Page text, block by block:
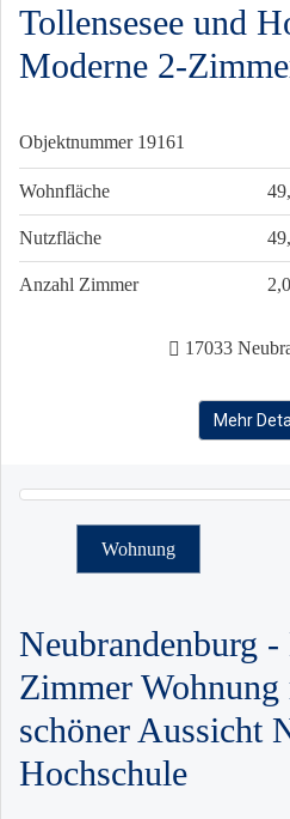
Tollensesee und
Moderne 2-
Objektnummer 19161
Wohnfläche
Nutzfläche
Anzahl Zimmer 2,0
17033
Mehr
Wohnung
Neubrandenburg
Zimmer
schöner Aussicht
Hochschule